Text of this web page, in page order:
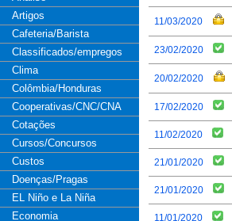
Artigos
Cafeteria/Barista
Classificados/empregos
Clima
Colômbia/Honduras
Cooperativas/CNC/CNA
Cotações
Cursos/Concursos
Custos
Doenças/Pragas
EL Niño e La Niña
Economia
11/03/2020
23/02/2020
20/02/2020
17/02/2020
11/02/2020
21/01/2020
21/01/2020
11/01/2020